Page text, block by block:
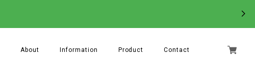
About Information Product Contact